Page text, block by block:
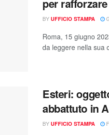
per
BY UFFICIO STAMPA
Roma, 15 giugno
da leggere nella sua
Esteri:
abbattuto in
BY UFFICIO STAMPA